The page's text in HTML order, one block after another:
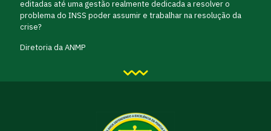
editadas até uma gestão realmente dedicada a resolver o
problema do INSS poder assumir e trabalhar na resolução da
crise?
Diretoria da ANMP